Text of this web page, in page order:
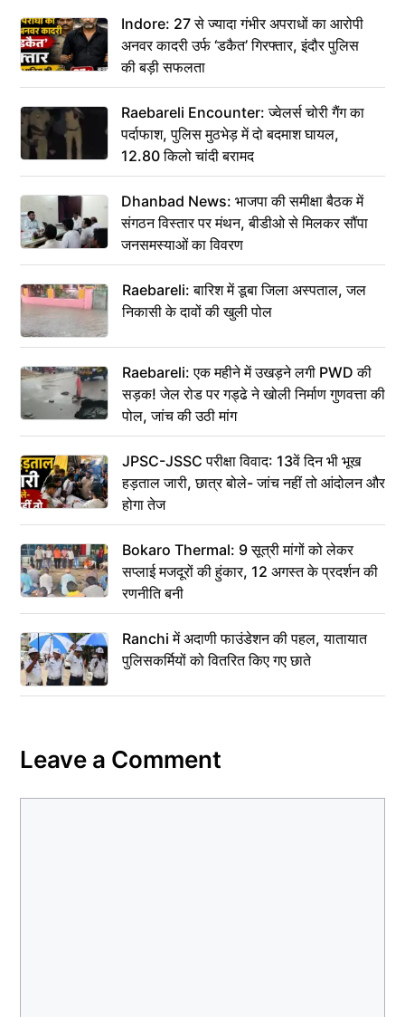
Indore: 27 से ज्यादा गंभीर अपराधों का आरोपी
अनवर कादरी उर्फ ‘डकैत’ गिरफ्तार, इंदौर पुलिस
की बड़ी सफलता
Raebareli Encounter: ज्वेलर्स चोरी गैंग का
पर्दाफाश, पुलिस मुठभेड़ में दो बदमाश घायल,
12.80 किलो चांदी बरामद
Dhanbad News: भाजपा की समीक्षा बैठक में
संगठन विस्तार पर मंथन, बीडीओ से मिलकर सौंपा
जनसमस्याओं का विवरण
Raebareli: बारिश में डूबा जिला अस्पताल, जल
निकासी के दावों की खुली पोल
Raebareli: एक महीने में उखड़ने लगी PWD की
सड़क! जेल रोड पर गड्ढे ने खोली निर्माण गुणवत्ता की
पोल, जांच की उठी मांग
JPSC-JSSC परीक्षा विवाद: 13वें दिन भी भूख
हड़ताल जारी, छात्र बोले- जांच नहीं तो आंदोलन और
होगा तेज
Bokaro Thermal: 9 सूत्री मांगों को लेकर
सप्लाई मजदूरों की हुंकार, 12 अगस्त के प्रदर्शन की
रणनीति बनी
Ranchi में अदाणी फाउंडेशन की पहल, यातायात
पुलिसकर्मियों को वितरित किए गए छाते
Leave a Comment